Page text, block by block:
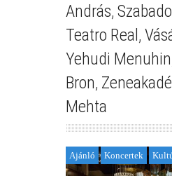
András,
Teatro Real ,
Yehudi Menuhin
Bron,
Mehta
Ajánló Koncertek